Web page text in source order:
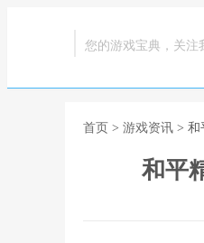
您的游戏宝典，关注
首页 > 游戏资讯 > 和
和平